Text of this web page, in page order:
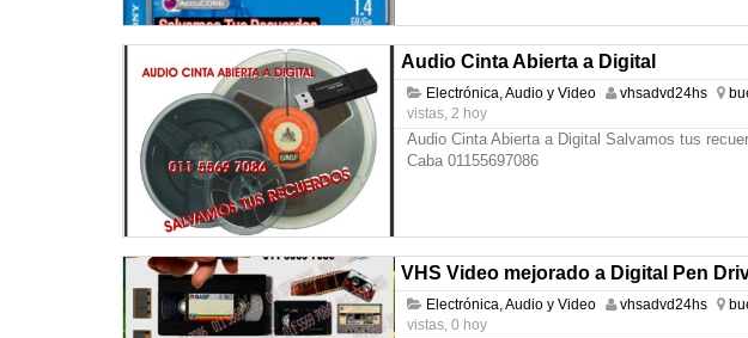
Audio Cinta Abierta a Digital
Electrónica, Audio y Video vhsadvd24hs
vistas, 2 hoy
Audio Cinta Abierta a Digital Salvamos tus
Caba 01155697086
VHS Video mejorado a Digital Pen
Electrónica, Audio y Video vhsadvd24hs
vistas, 0 hoy